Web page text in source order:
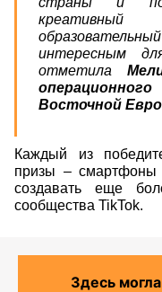
интересным
отметила
Восточной
Каждый из
призы –смартфоны
создавать еще
сообщества TikTok.
Здесь